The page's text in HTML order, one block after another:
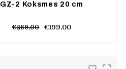
GZ-2 Koksmes 20 cm
€269,00 €199,00